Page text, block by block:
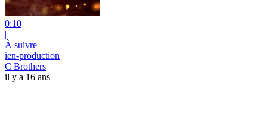
0:10
|
À suivre
ien-production
C Brothers
il y a 16 ans